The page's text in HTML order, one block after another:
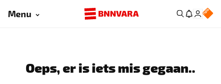
Menu
Oeps, er is iets mis gegaan..